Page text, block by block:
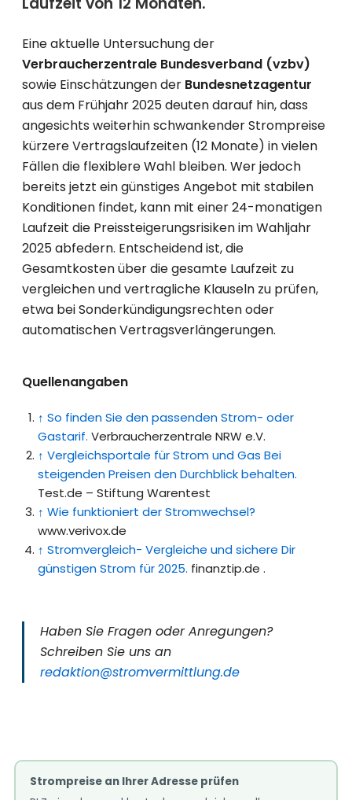
Eine aktuelle Untersuchung der
Verbraucherzentrale Bundesverband (vzbv)
sowie Einschätzungen der Bundesnetzagentur
aus dem Frühjahr 2025 deuten darauf hin, dass
angesichts weiterhin schwankender Strompreise
kürzere Vertragslaufzeiten (12 Monate) in vielen
Fällen die flexiblere Wahl bleiben. Wer jedoch
bereits jetzt ein günstiges Angebot mit stabilen
Konditionen findet, kann mit einer 24-monatigen
Laufzeit die Preissteigerungsrisiken im Wahljahr
2025 abfedern. Entscheidend ist, die
Gesamtkosten über die gesamte Laufzeit zu
vergleichen und vertragliche Klauseln zu prüfen,
etwa bei Sonderkündigungsrechten oder
automatischen Vertragsverlängerungen.
Quellenangaben
↑ So finden Sie den passenden Strom- oder
Gastarif. Verbraucherzentrale NRW e.V.
↑ Vergleichsportale für Strom und Gas Bei
steigenden Preisen den Durchblick behalten.
Test.de – Stiftung Warentest
↑ Wie funktioniert der Stromwechsel?
www.verivox.de
↑ Stromvergleich- Vergleiche und sichere Dir
günstigen Strom für 2025. finanztip.de .
Haben Sie Fragen oder Anregungen?
Schreiben Sie uns an
redaktion@stromvermittlung.de
Strompreise an Ihrer Adresse prüfen